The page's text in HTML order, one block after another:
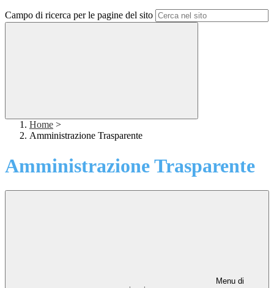
Campo di ricerca per le pagine del sito
Home >
Amministrazione Trasparente
Amministrazione Trasparente
Menu di